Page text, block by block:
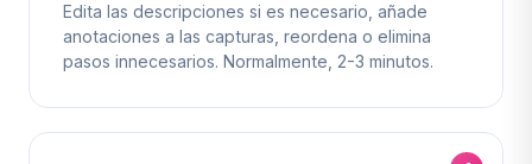
Edita las descripciones si es necesario, añade
anotaciones a las capturas, reordena o elimina
pasos innecesarios. Normalmente, 2-3 minutos.